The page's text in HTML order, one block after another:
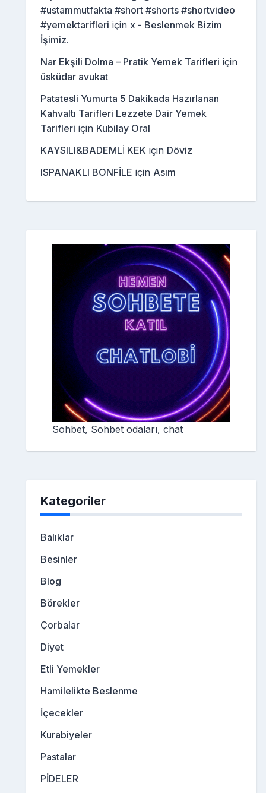
#ustammutfakta #short #shorts #shortvideo
#yemektarifleri için x - Beslenmek Bizim
İşimiz.
Nar Ekşili Dolma – Pratik Yemek Tarifleri için
üsküdar avukat
Patatesli Yumurta 5 Dakikada Hazırlanan
Kahvaltı Tarifleri Lezzete Dair Yemek
Tarifleri için Kubilay Oral
KAYSILI&BADEMLİ KEK için Döviz
ISPANAKLI BONFİLE için Asım
Sohbet, Sohbet odaları, chat
Kategoriler
Balıklar
Besinler
Blog
Börekler
Çorbalar
Diyet
Etli Yemekler
Hamilelikte Beslenme
İçecekler
Kurabiyeler
Pastalar
PİDELER